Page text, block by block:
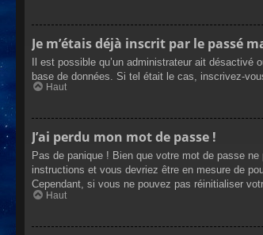
Je m’étais déjà inscrit par le passé
Il est possible qu’un administrateur ait
base de données. Si tel était le cas, inscrivez-
Haut
J’ai perdu mon mot de passe !
Pas de panique ! Bien que votre mot de passe
instructions et vous devriez être en mesure de
Cependant, si vous ne pouvez pas réinitialiser
Haut